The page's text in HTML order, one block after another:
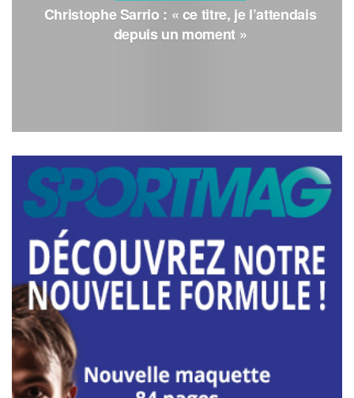
Christophe Sarrio : « ce titre, je l’attendais
depuis un moment »